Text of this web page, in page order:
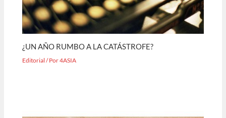
¿UN AÑO RUMBO A LA CATÁSTROFE?
Editorial / Por4ASIA